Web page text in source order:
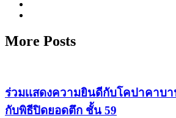
More Posts
ร่วมเเสดงความยินดีกับโคปาคาบ
กับพิธีปิดยอดตึก ชั้น 59